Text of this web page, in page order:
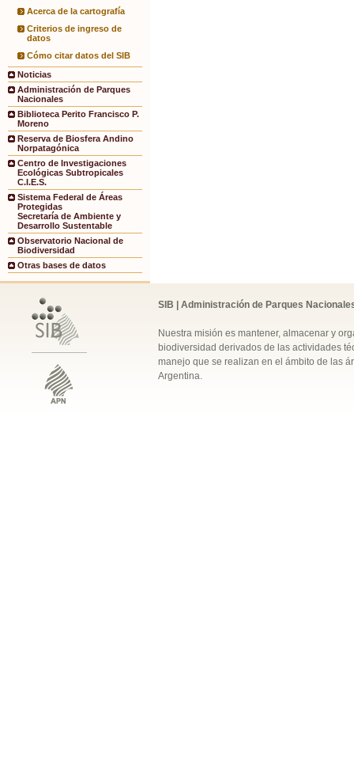
Acerca de la cartografía
Criterios de ingreso de
datos
Cómo citar datos del SIB
Noticias
Administración de Parques
Nacionales
Biblioteca Perito Francisco P.
Moreno
Reserva de Biosfera Andino
Norpatagónica
Centro de Investigaciones
Ecológicas Subtropicales
C.I.E.S.
Sistema Federal de Áreas
Protegidas
Secretaría de Ambiente y
Desarrollo Sustentable
Observatorio Nacional de
Biodiversidad
Otras bases de datos
SIB | Administración de Parques
Nuestra misión es mantener, almacenar y
biodiversidad derivados de las actividades
manejo que se realizan en el ámbito de las
Argentina.